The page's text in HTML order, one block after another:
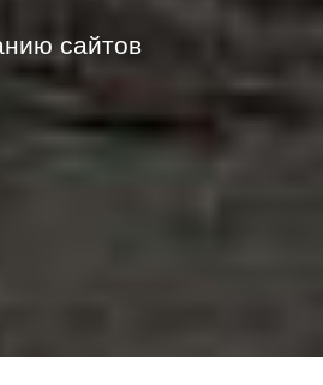
сайтов